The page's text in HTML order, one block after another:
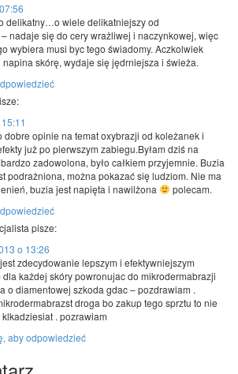
delikatny…o wiele delikatniejszy od
nadaje się do cery wrażliwej i naczynkowej, więc
wybiera musi byc tego świadomy. Aczkolwiek
napina skórę, wydaje się jędrniejsza i świeża.
dobre opinie na temat oxybrazji od koleżanek i
już po pierwszym zabiegu.Byłam dziś na
zadowolona, było całkiem przyjemnie. Buzia
podrażniona, można pokazać się ludziom. Nie ma
buzia jest napięta i nawilżona
polecam.
pisze:
o 13:26
zdecydowanie lepszym i efektywniejszym
każdej skóry powronujac do mikrodermabrazji
o diamentowej szkoda gdac – pozdrawiam .
droga bo zakup tego sprztu to nie
. pozrawiam
aby odpowiedzieć